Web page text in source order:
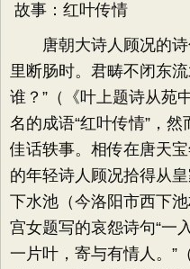
故事：红叶传情
唐朝大诗人顾况的诗
里断肠时。君畴不闭东
谁？”（《叶上题诗从苑
名的成语“红叶传情”，
佳话轶事。相传在唐天
的年轻诗人顾况拾得从
下水池（今洛阳市西下
宫女题写的哀怨诗句“一
一片叶，寄与有情人。”